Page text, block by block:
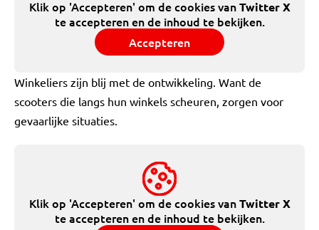
Klik op 'Accepteren' om de cookies vanTwitter X
te accepteren en de inhoud te bekijken.
Accepteren
Winkeliers zijn blij met de ontwikkeling. Want de
scooters die langs hun winkels scheuren, zorgen voor
gevaarlijke situaties.
Klik op 'Accepteren' om de cookies vanTwitter X
te accepteren en de inhoud te bekijken.